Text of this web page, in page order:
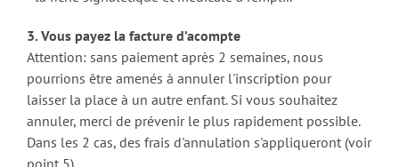
3. Vous payez la facture d’acompte
Attention: sans paiement après 2 semaines, nous
pourrions être amenés à annuler l'inscription pour
laisser la place à un autre enfant. Si vous souhaitez
annuler, merci de prévenir le plus rapidement possible.
Dans les 2 cas, des frais d'annulation s'appliqueront (voir